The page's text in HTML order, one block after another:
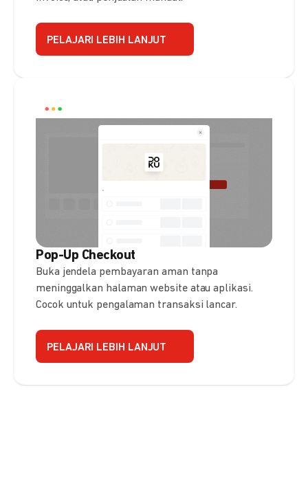
PELAJARI LEBIH LANJUT
Pop-Up Checkout
Buka jendela pembayaran aman tanpa
meninggalkan halaman website atau aplikasi.
Cocok untuk pengalaman transaksi lancar.
PELAJARI LEBIH LANJUT